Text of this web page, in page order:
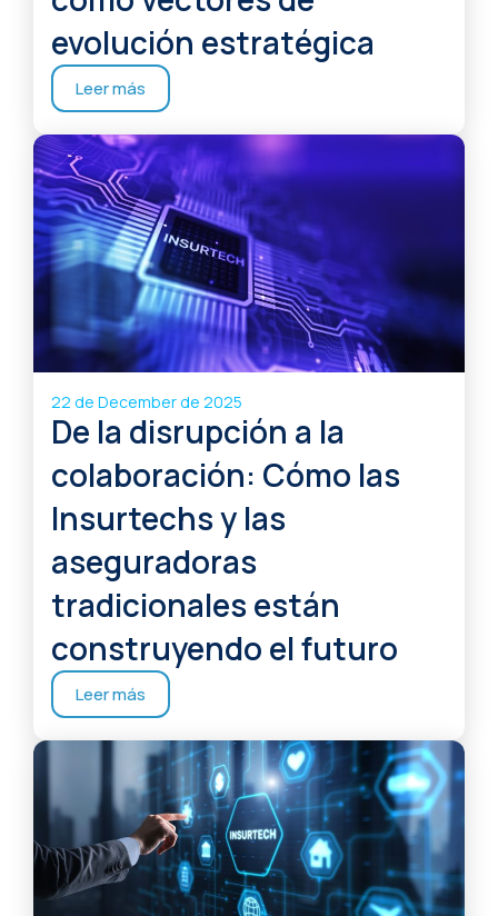
evolución estratégica
Leer más
22 de December de 2025
De la disrupción a la
colaboración: Cómo las
Insurtechs y las
aseguradoras
tradicionales están
construyendo el futuro
Leer más